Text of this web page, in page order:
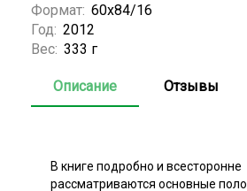
Формат: 60х84/16
Год: 2012
Вес: 333 г
Описание Отзывы
В книге подробно и всесторонне
рассматриваются основные